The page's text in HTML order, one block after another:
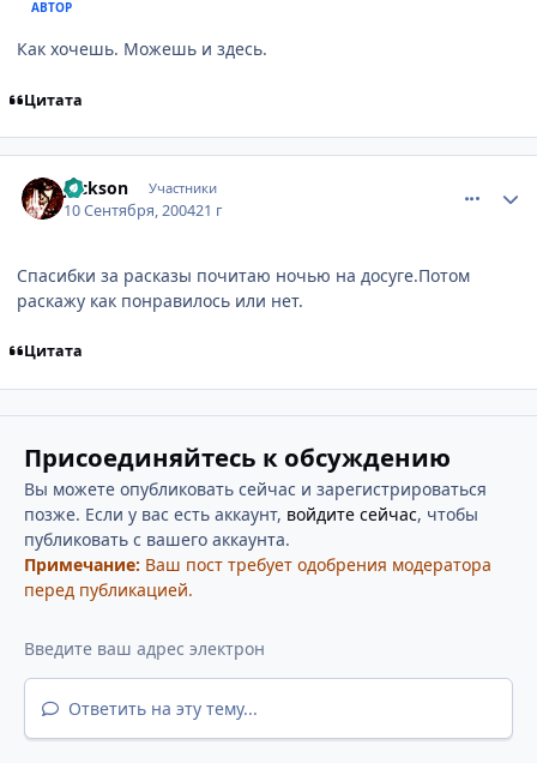
АВТОР
Как хочешь. Можешь и здесь.
Цитата
Jackson Участники
10 Сентября, 200421 г
Спасибки за расказы почитаю ночью на досуге.Потом
раскажу как понравилось или нет.
Цитата
Присоединяйтесь к обсуждению
Вы можете опубликовать сейчас и зарегистрироваться
позже. Если у вас есть аккаунт, войдите сейчас, чтобы
публиковать с вашего аккаунта.
Примечание: Ваш пост требует одобрения модератора
перед публикацией.
Ответить на эту тему...